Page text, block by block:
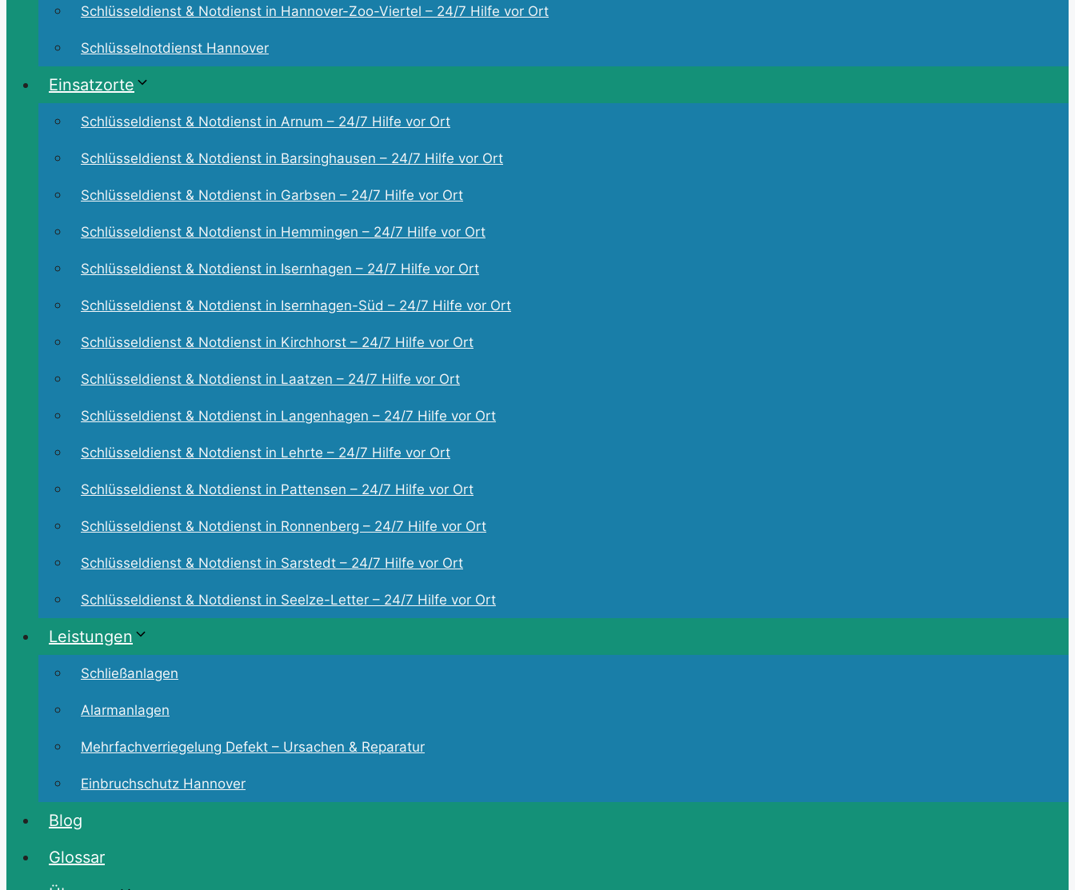
Schlüsseldienst & Notdienst in Hannover-Zoo-Viertel – 24/7 Hilfe vor Ort
Schlüsselnotdienst Hannover
Einsatzorte
Schlüsseldienst & Notdienst in Arnum – 24/7 Hilfe vor Ort
Schlüsseldienst & Notdienst in Barsinghausen – 24/7 Hilfe vor Ort
Schlüsseldienst & Notdienst in Garbsen – 24/7 Hilfe vor Ort
Schlüsseldienst & Notdienst in Hemmingen – 24/7 Hilfe vor Ort
Schlüsseldienst & Notdienst in Isernhagen – 24/7 Hilfe vor Ort
Schlüsseldienst & Notdienst in Isernhagen-Süd – 24/7 Hilfe vor Ort
Schlüsseldienst & Notdienst in Kirchhorst – 24/7 Hilfe vor Ort
Schlüsseldienst & Notdienst in Laatzen – 24/7 Hilfe vor Ort
Schlüsseldienst & Notdienst in Langenhagen – 24/7 Hilfe vor Ort
Schlüsseldienst & Notdienst in Lehrte – 24/7 Hilfe vor Ort
Schlüsseldienst & Notdienst in Pattensen – 24/7 Hilfe vor Ort
Schlüsseldienst & Notdienst in Ronnenberg – 24/7 Hilfe vor Ort
Schlüsseldienst & Notdienst in Sarstedt – 24/7 Hilfe vor Ort
Schlüsseldienst & Notdienst in Seelze-Letter – 24/7 Hilfe vor Ort
Leistungen
Schließanlagen
Alarmanlagen
Mehrfachverriegelung Defekt – Ursachen & Reparatur
Einbruchschutz Hannover
Blog
Glossar